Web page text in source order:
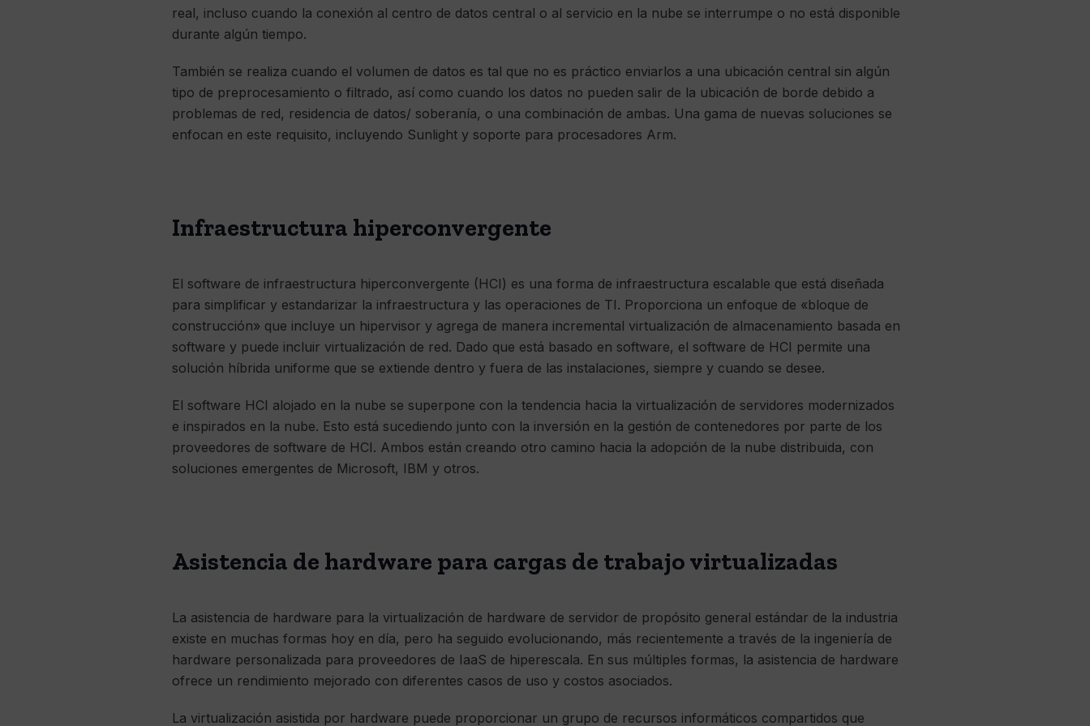
real, incluso cuando la conexión al centro de datos central o al servicio en la nube se interrumpe o no está disponible
durante algún tiempo.
También se realiza cuando el volumen de datos es tal que no es práctico enviarlos a una ubicación central sin algún
tipo de preprocesamiento o filtrado, así como cuando los datos no pueden salir de la ubicación de borde debido a
problemas de red, residencia de datos/ soberanía, o una combinación de ambas. Una gama de nuevas soluciones se
enfocan en este requisito, incluyendo Sunlight y soporte para procesadores Arm.
Infraestructura hiperconvergente
El software de infraestructura hiperconvergente (HCI) es una forma de infraestructura escalable que está diseñada
para simplificar y estandarizar la infraestructura y las operaciones de TI. Proporciona un enfoque de «bloque de
construcción» que incluye un hipervisor y agrega de manera incremental virtualización de almacenamiento basada en
software y puede incluir virtualización de red. Dado que está basado en software, el software de HCI permite una
solución híbrida uniforme que se extiende dentro y fuera de las instalaciones, siempre y cuando se desee.
El software HCI alojado en la nube se superpone con la tendencia hacia la virtualización de servidores modernizados
e inspirados en la nube. Esto está sucediendo junto con la inversión en la gestión de contenedores por parte de los
proveedores de software de HCI. Ambos están creando otro camino hacia la adopción de la nube distribuida, con
soluciones emergentes de Microsoft, IBM y otros.
Asistencia de hardware para cargas de trabajo virtualizadas
La asistencia de hardware para la virtualización de hardware de servidor de propósito general estándar de la industria
existe en muchas formas hoy en día, pero ha seguido evolucionando, más recientemente a través de la ingeniería de
hardware personalizada para proveedores de IaaS de hiperescala. En sus múltiples formas, la asistencia de hardware
ofrece un rendimiento mejorado con diferentes casos de uso y costos asociados.
La virtualización asistida por hardware puede proporcionar un grupo de recursos informáticos compartidos que